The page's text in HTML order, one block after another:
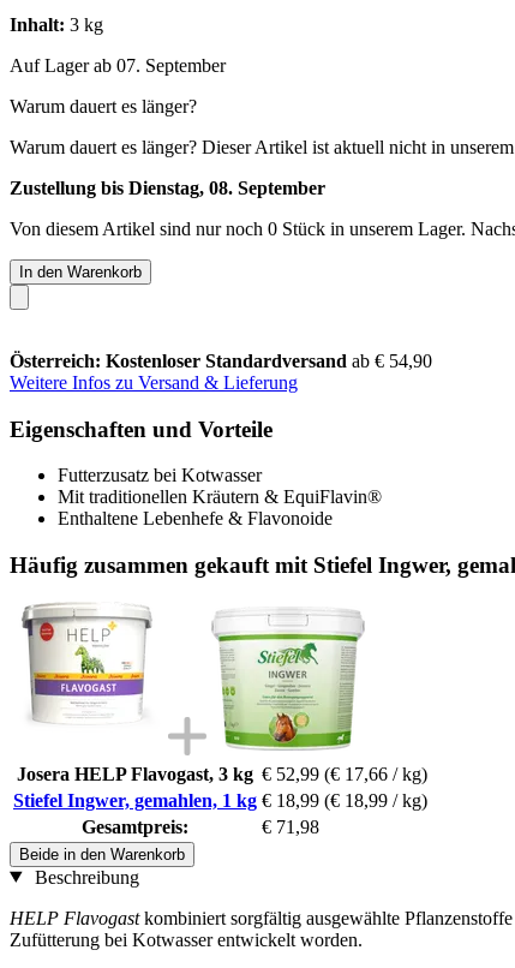
Inhalt: 3 kg
Auf Lager ab 07. September
Warum dauert es länger?
Warum dauert es länger? Dieser Artikel ist aktuell nicht in
Zustellung bis Dienstag, 08. September
Von diesem Artikel sind nur noch 0 Stück in unserem Lager.
In den Warenkorb
Österreich: Kostenloser Standardversand ab € 54,90
Weitere Infos zu Versand & Lieferung
Eigenschaften und Vorteile
Futterzusatz bei Kotwasser
Mit traditionellen Kräutern & EquiFlavin®
Enthaltene Lebenhefe & Flavonoide
Häufig zusammen gekauft mit Stiefel Ingwer,
Josera HELP Flavogast, 3 kg € 52,99 (€ 17,66 / kg)
Stiefel Ingwer, gemahlen, 1 kg € 18,99 (€ 18,99 / kg)
Gesamtpreis:
€ 71,98
Beide in den Warenkorb
Beschreibung
HELP Flavogastkombiniert sorgfältig ausgewählte
Zufütterung bei Kotwasser entwickelt worden.